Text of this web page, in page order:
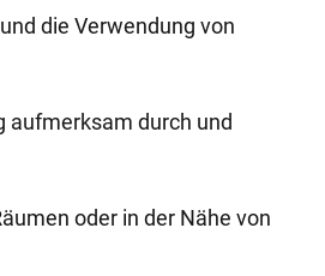
die Verwendung von
aufmerksam durch und
oder in der Nähe von